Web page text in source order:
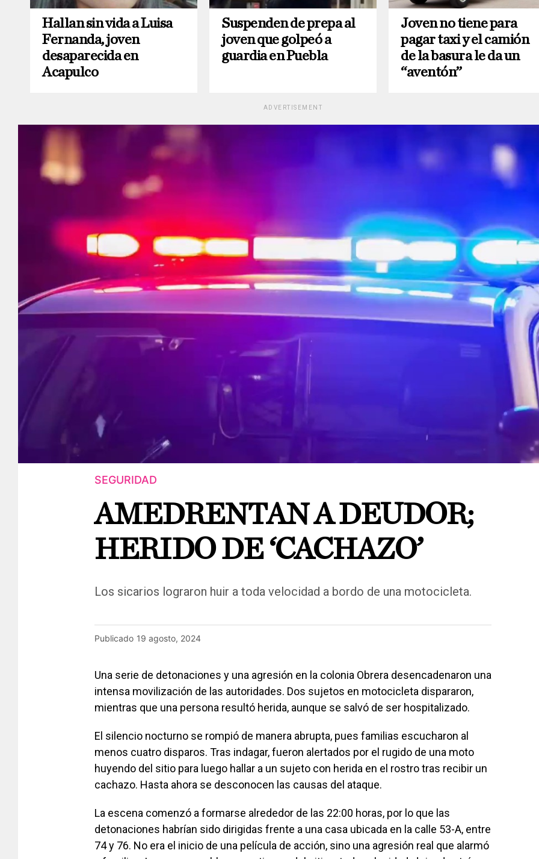
Hallan sin vida a Luisa
Fernanda, joven
desaparecida en
Acapulco
Suspenden de prepa al
joven que golpeó a
guardia en Puebla
Joven no tiene para
pagar taxi y el camión
de la basura le da un
“aventón”
ADVERTISEMENT
SEGURIDAD
AMEDRENTAN A DEUDOR;
HERIDO DE ‘CACHAZO’
Los sicarios lograron huir a toda velocidad a bordo de una motocicleta.
Publicado 19 agosto, 2024
Una serie de detonaciones y una agresión en la colonia Obrera desencadenaron una
intensa movilización de las autoridades. Dos sujetos en motocicleta dispararon,
mientras que una persona resultó herida, aunque se salvó de ser hospitalizado.
El silencio nocturno se rompió de manera abrupta, pues familias escucharon al
menos cuatro disparos. Tras indagar, fueron alertados por el rugido de una moto
huyendo del sitio para luego hallar a un sujeto con herida en el rostro tras recibir un
cachazo. Hasta ahora se desconocen las causas del ataque.
La escena comenzó a formarse alrededor de las 22:00 horas, por lo que las
detonaciones habrían sido dirigidas frente a una casa ubicada en la calle 53-A, entre
74 y 76. No era el inicio de una película de acción, sino una agresión real que alarmó